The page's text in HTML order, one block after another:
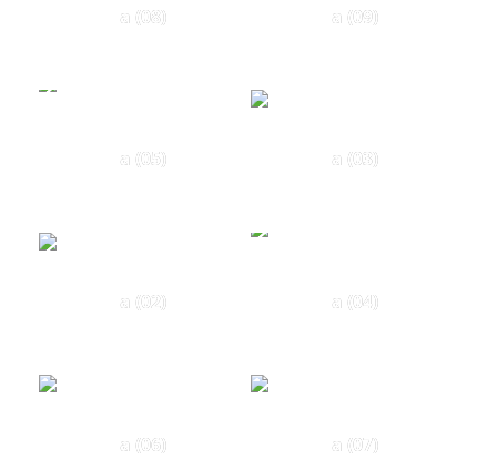
a (08) a (09)
a (05) a (03)
a (02) a (04)
a (06) a (07)